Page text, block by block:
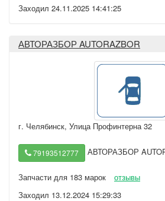
Заходил 24.11.2025 14:41:25
АВТОРАЗБОР AUTORAZBOR
г. Челябинск, Улица Профинтерна 32
79193512777 АВТОРАЗБОР
Запчасти для 183 марок
отзывы
Заходил 13.12.2024 15:29:33